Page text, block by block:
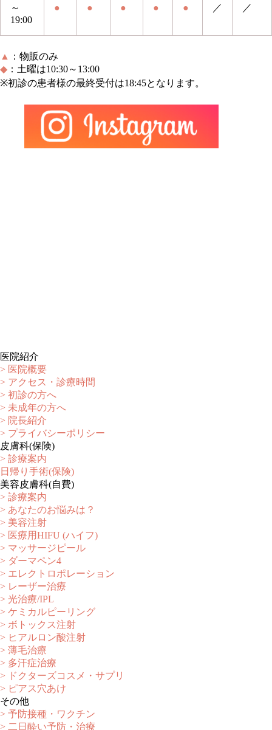
～
19:00
● ● ● ● ● ／ ／
▲ ： 物販のみ
◆ ：土曜は10:30～13:00
※初診の患者様の最終受付は18:45となります。
医院紹介
> 医院概要
> アクセス・診療時間
> 初診の方へ
> 未成年の方へ
> 院長紹介
> プライバシーポリシー
皮膚科(保険)
> 診療案内
日帰り手術(保険)
美容皮膚科(自費)
> 診療案内
> あなたのお悩みは？
> 美容注射
> 医療用HIFU (ハイフ)
> マッサージピール
> ダーマペン4
> エレクトロポレーション
> レーザー治療
> 光治療/IPL
> ケミカルピーリング
> ボトックス注射
> ヒアルロン酸注射
> 薄毛治療
> 多汗症治療
> ドクターズコスメ・サプリ
> ピアス穴あけ
その他
> 予防接種・ワクチン
> 二日酔い予防・治療